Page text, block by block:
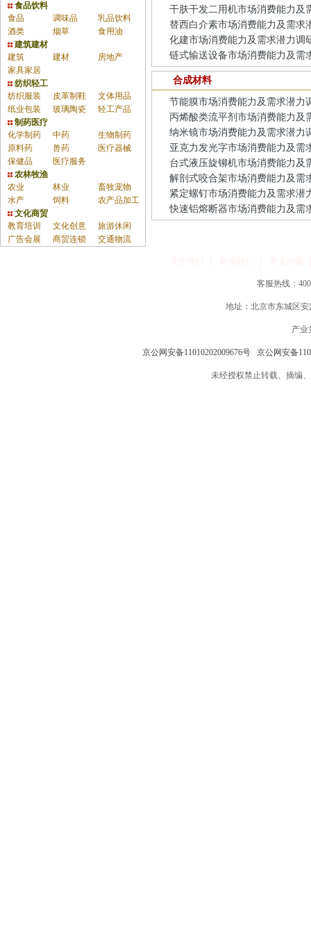
食品饮料
食品
调味品
乳品饮料
酒类
烟草
食用油
建筑建材
建筑
建材
房地产
家具家居
纺织轻工
纺织服装
皮革制鞋
文体用品
纸业包装
玻璃陶瓷
轻工产品
制药医疗
化学制药
中药
生物制药
原料药
兽药
医疗器械
保健品
医疗服务
农林牧渔
农业
林业
畜牧宠物
水产
饲料
农产品加工
文化商贸
教育培训
文化创意
旅游休闲
广告会展
商贸连锁 交通物流
干肤干发二用机市场消费能力及
替西白介素市场消费能力及需求
化建市场消费能力及需求潜力调
链式输送设备市场消费能力及需
合成材料
节能膜市场消费能力及需求潜力
丙烯酸类流平剂市场消费能力及
纳米镜市场消费能力及需求潜力
亚克力发光字市场消费能力及需
台式液压旋铆机市场消费能力及
解剖式咬合架市场消费能力及需
紧定螺钉市场消费能力及需求潜
快速铝熔断器市场消费能力及需
客服热线：
地址：北京市东城区
产业
京公网安备11010202009676号 京公网安备
未经授权禁止转载、摘编